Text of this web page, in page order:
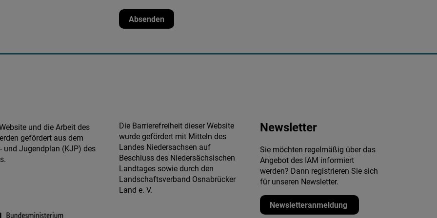
Website und die Arbeit des
gefördert aus dem
und Jugendplan (KJP) des
Die Barrierefreiheit dieser Website
wurde gefördert mit Mitteln des
Landes Niedersachsen auf
Beschluss des Niedersächsischen
Landtages sowie durch den
Landschaftsverband Osnabrücker
Land e. V.
Newsletter
Sie möchten regelmäßig über das
Angebot des IAM informiert
werden? Dann registrieren Sie sich
für unseren Newsletter.
Newsletteranmeldung